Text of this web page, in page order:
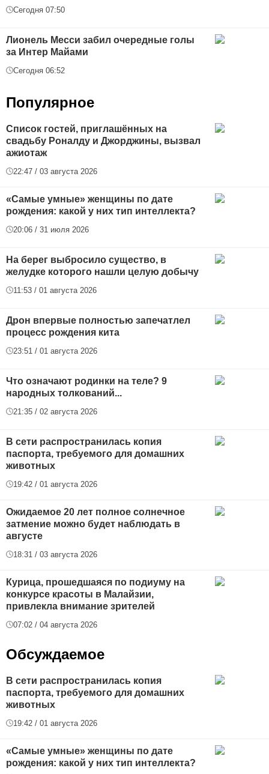
Сегодня 07:50
Лионель Месси забил очередные голы
за Интер Майами
Сегодня 06:52
Популярное
Список гостей, приглашённых на
свадьбу Роналду и Джорджины, вызвал
ажиотаж
22:47 / 03 августа 2026
«Самые умные» женщины по дате
рождения: какой у них тип интеллекта?
20:06 / 31 июля 2026
На берег выбросило существо, в
желудке которого нашли целую добычу
11:53 / 01 августа 2026
Дрон впервые полностью запечатлел
процесс рождения кита
23:51 / 01 августа 2026
Что означают родинки на теле? 9
народных толкований...
21:35 / 02 августа 2026
В сети распространилась копия
паспорта, требуемого для домашних
животных
19:42 / 01 августа 2026
Ожидаемое 20 лет полное солнечное
затмение можно будет наблюдать в
августе
18:31 / 03 августа 2026
Курица, прошедшаяся по подиуму на
конкурсе красоты в Малайзии,
привлекла внимание зрителей
07:02 / 04 августа 2026
Обсуждаемое
В сети распространилась копия
паспорта, требуемого для домашних
животных
19:42 / 01 августа 2026
«Самые умные» женщины по дате
рождения: какой у них тип интеллекта?